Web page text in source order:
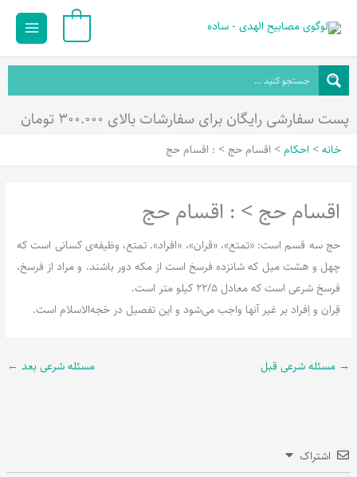
محتوا
Main
پست سفارشی رایگان برای سفارشات بالای ۳۰۰.۰۰۰ تومان
خانه احکام اقسام حج > : اقسام حج
اقسام حج > : اقسام حج
حج سه قسم است: «تمتع»، «قران»، «افراد». تمتع، وظیفه‌ی کسانی است که
چهل و هشت میل که شانزده فرسخ است از مکه دور باشند. و مراد از فرسخ،
فرسخ شرعی است که معادل 22/5 کیلو متر است.
قِران و اِفراد بر غیر آنها واجب می‌شود و این تفصیل در حَجه‌الاسلام است.
→ مسئله شرعی قبل مسئله شرعی بعد ←
اشتراک